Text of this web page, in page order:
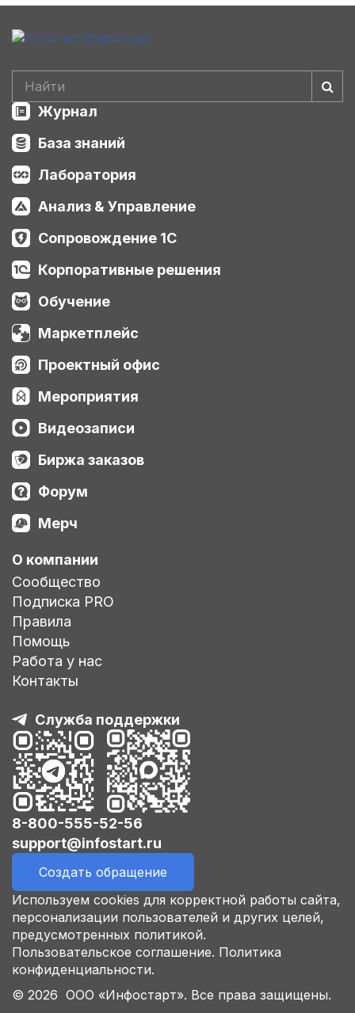
Журнал
База знаний
Лаборатория
Анализ & Управление
Сопровождение 1С
Корпоративные решения
Обучение
Маркетплейс
Проектный офис
Мероприятия
Видеозаписи
Биржа заказов
Форум
Мерч
О компании
Сообщество
Подписка PRO
Правила
Помощь
Работа у нас
Контакты
Служба поддержки
8-800-555-52-56
support@infostart.ru
Создать обращение
Используем cookies для корректной работы сайта,
персонализации пользователей и других целей,
предусмотренных политикой.
Пользовательское соглашение. Политика
конфиденциальности.
© 2026 ООО «Инфостарт». Все права защищены.